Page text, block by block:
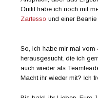
Outfit habe ich noch mit
Zartesso und einer
So, ich habe mir mal vom
herausgesucht, die ich
auch wieder als
Macht ihr wieder mit? Ich